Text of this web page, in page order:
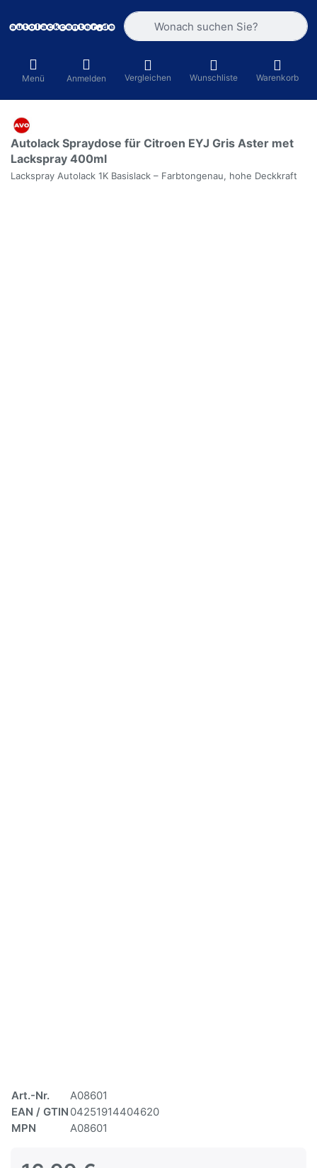
Geben Sie einen Suchbegriff ein.
Menü Anmelden Vergleichen Wunschliste Warenkorb
Autolack Spraydose für Citroen EYJ Gris Aster met
Lackspray 400ml
Lackspray Autolack 1K Basislack – Farbtongenau, hohe Deckkraft
Art.-Nr.
A08601
EAN / GTIN 04251914404620
MPN
A08601